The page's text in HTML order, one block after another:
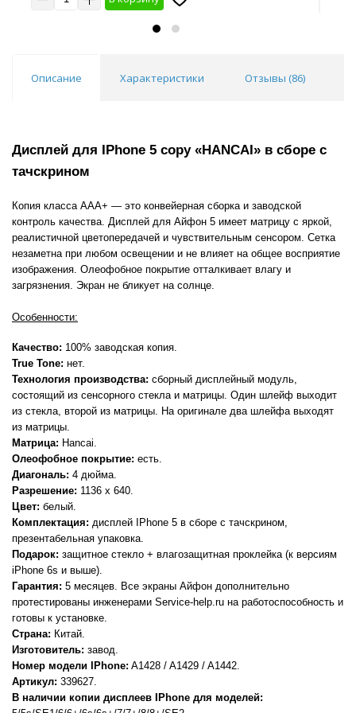
50 шт
Описание Характеристики Отзывы (86)
Дисплей для IPhone 5 copy «HANCAI» в сборе с
тачскрином
Копия класса AAA+ — это конвейерная сборка и заводской
контроль качества. Дисплей для Айфон 5 имеет матрицу с яркой,
реалистичной цветопередачей и чувствительным сенсором. Сетка
незаметна при любом освещении и не влияет на общее восприятие
изображения. Олеофобное покрытие отталкивает влагу и
загрязнения. Экран не бликует на солнце.
Особенности:
Качество: 100% заводская копия.
True Tone: нет.
Технология производства: сборный дисплейный модуль,
состоящий из сенсорного стекла и матрицы. Один шлейф выходит
из стекла, второй из матрицы. На оригинале два шлейфа выходят
из матрицы.
Матрица: Hancai.
Олеофобное покрытие: есть.
Диагональ: 4 дюйма.
Разрешение: 1136 x 640.
Цвет: белый.
Комплектация: дисплей IPhone 5 в сборе с тачскрином,
презентабельная упаковка.
Подарок: защитное стекло + влагозащитная проклейка (к версиям
iPhone 6s и выше).
Гарантия: 5 месяцев. Все экраны Айфон дополнительно
протестированы инженерами Service-help.ru на работоспособность и
готовы к установке.
Страна: Китай.
Изготовитель: завод.
Номер модели IPhone: A1428 / A1429 / A1442.
Артикул: 339627.
В наличии копии дисплеев IPhone для моделей: